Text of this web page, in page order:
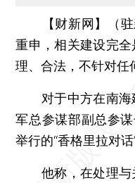
【财新网】（
重申，相关建设完
理、合法，不针对任
对于中方在南海
军总参谋部副总参
举行的“香格里拉对话
他称，在处理与